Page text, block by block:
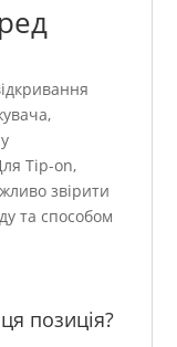
Tip-on,
звірити
та способом
позиція?